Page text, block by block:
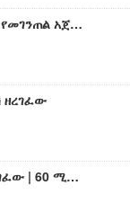
ESAT Eletawi በትግራይ ሊሂቃን የመገንጠል አጀንዳ ላይ የተደረገ ውይይት Tue 6 Aug 2019
ዘረገፈው
የራሳቸው ሰው ሚስጥራቸውን ዘረገፈው | 60 ሚሊየኑን የተከፋፈሉት እነማን ናቸው ለምን?